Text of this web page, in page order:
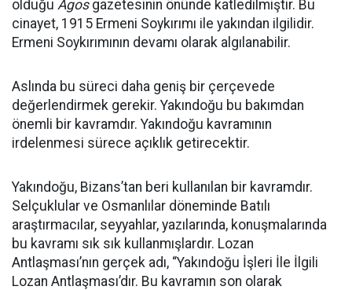
olduğu Agosgazetesinin önünde katledilmiştir. Bu
cinayet, 1915 Ermeni Soykırımı ile yakından ilgilidir.
Ermeni Soykırımının devamı olarak algılanabilir.
Aslında bu süreci daha geniş bir çerçevede
değerlendirmek gerekir. Yakındoğu bu bakımdan
önemli bir kavramdır. Yakındoğu kavramının
irdelenmesi sürece açıklık getirecektir.
Yakındoğu, Bizans’tan beri kullanılan bir kavramdır.
Selçuklular ve Osmanlılar döneminde Batılı
araştırmacılar, seyyahlar, yazılarında, konuşmalarında
bu kavramı sık sık kullanmışlardır. Lozan
Antlaşması’nın gerçek adı, “Yakındoğu İşleri İle İlgili
Lozan Antlaşması’dır. Bu kavramın son olarak